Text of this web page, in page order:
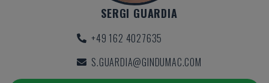
SERGI GUARDIA
+49 162 4027635
S.GUARDIA@GINDUMAC.COM